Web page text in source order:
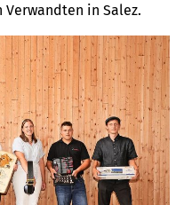
in Salez.